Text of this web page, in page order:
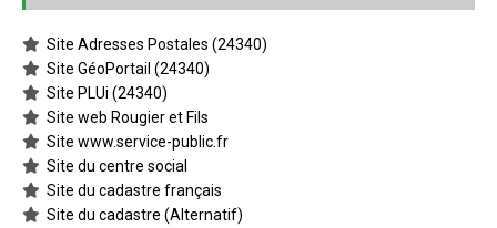
Site Adresses Postales (24340)
Site GéoPortail (24340)
Site PLUi (24340)
Site web Rougier et Fils
Site www.service-public.fr
Site du centre social
Site du cadastre français
Site du cadastre (Alternatif)